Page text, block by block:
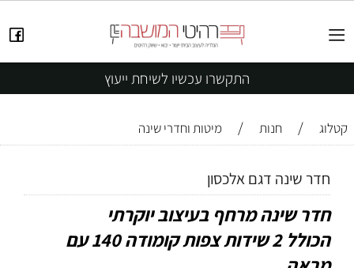
התקשרו עכשיו לשיחת ייעוץ
קטלוג / חנות / מיטות וחדרי שינה
חדר שינה דגם אלכסון
חדר שינה מרחף בעיצוב יוקרתי
הכולל 2 שידות צפות קומודה 140 עם